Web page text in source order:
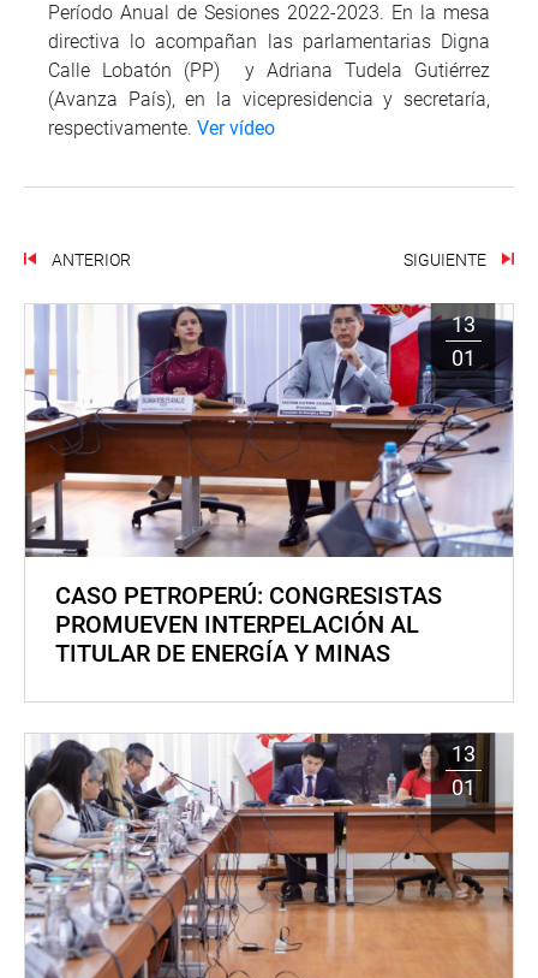
Período Anual de Sesiones 2022-2023. En la mesa
directiva lo acompañan las parlamentarias Digna
Calle Lobatón (PP) y Adriana Tudela Gutiérrez
(Avanza País), en la vicepresidencia y secretaría,
respectivamente. Ver vídeo
ANTERIOR SIGUIENTE
13
01
CASO PETROPERÚ: CONGRESISTAS
PROMUEVEN INTERPELACIÓN AL
TITULAR DE ENERGÍA Y MINAS
13
01